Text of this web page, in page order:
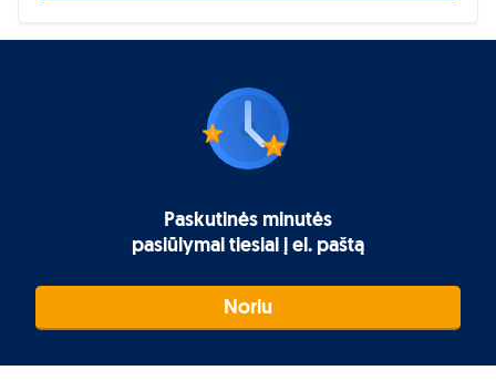
Paskutinės minutės
pasiūlymai tiesiai į el. paštą
Noriu